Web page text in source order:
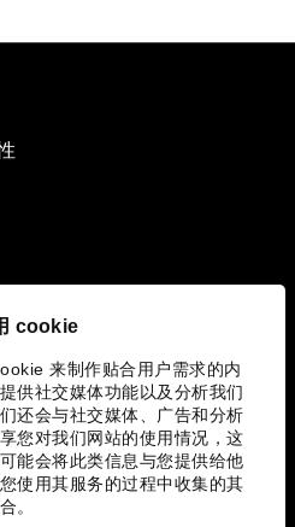
cookie
来制作贴合用户需求的内
供社交媒体功能以及分析我们
还会与社交媒体、广告和分析
您对我们网站的使用情况，这
能会将此类信息与您提供给他
使用其服务的过程中收集的其
。